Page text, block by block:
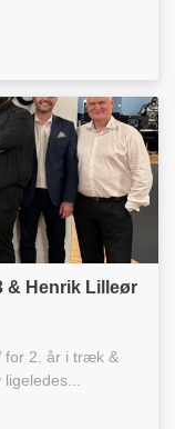
& Henrik Lilleør
for 2. år i træk &